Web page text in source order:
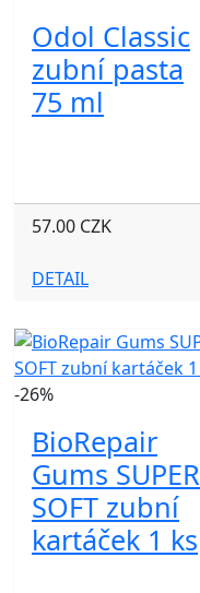
Odol Classic
zubní pasta
75 ml
57.00 CZK
DETAIL
-26%
BioRepair
Gums SUPER
SOFT zubní
kartáček 1 ks